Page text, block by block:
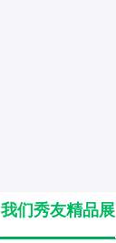
我们秀友精品展